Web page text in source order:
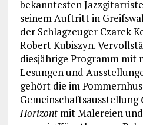
bekanntesten
seinem Auftritt in
der Schlagzeuger Czarek
Robert Kubiszyn.
diesjährige Programm mit
Lesungen und
gehört die im
Gemeinschaftsausstellung
Horizontmit Malereien